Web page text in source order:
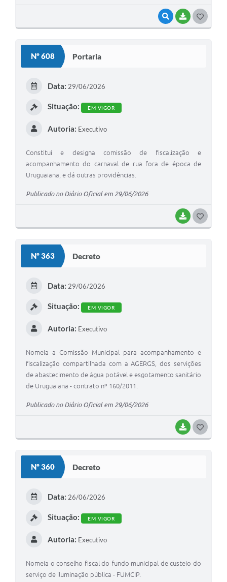
COPIR - Coordenadoria de Promoção de Igualdade Racial
Galeria de Fotos
Obras
Notícias
Galeria de Vídeos
Contas Públicas
Telefones Úteis
VISUALIZAR
BAIXAR
Nº 608 Portaria
BAIXAR
Data: 29/06/2026
Situação: EM VIGOR
Autoria: Executivo
Constitui e designa comissão de fiscalização e
acompanhamento do carnaval de rua fora de época de
Uruguaiana, e dá outras providências.
Publicado no Diário Oficial em 29/06/2026
Nº 363 Decreto
BAIXAR
Data: 29/06/2026
Situação: EM VIGOR
Autoria: Executivo
Nomeia a Comissão Municipal para acompanhamento e
fiscalização compartilhada com a AGERGS, dos servições
de abastecimento de água potável e esgotamento sanitário
de Uruguaiana - contrato nº 160/2011.
Publicado no Diário Oficial em 29/06/2026
Nº 360 Decreto
Data: 26/06/2026
Situação: EM VIGOR
Autoria: Executivo
Nomeia o conselho fiscal do fundo municipal de custeio do
serviço de iluminação pública - FUMCIP.